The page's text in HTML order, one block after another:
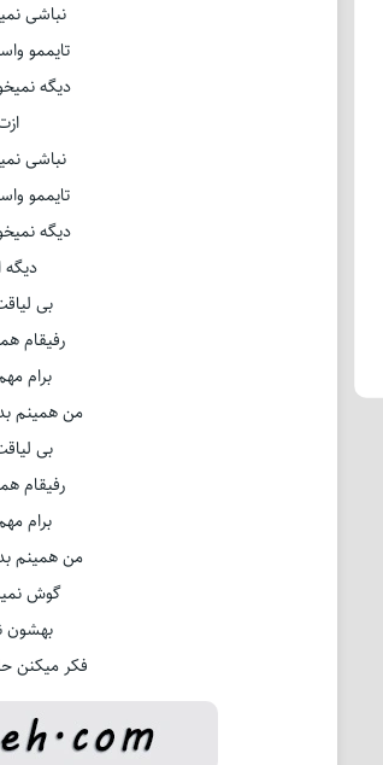
نباشی
تایممو
دیگه
نباشی
تایممو
دیگه
دیگه
بی
رفیقام
برام
من همینم
بی
رفیقام
برام
من همینم
گوش
بهشون
فکر میکنن